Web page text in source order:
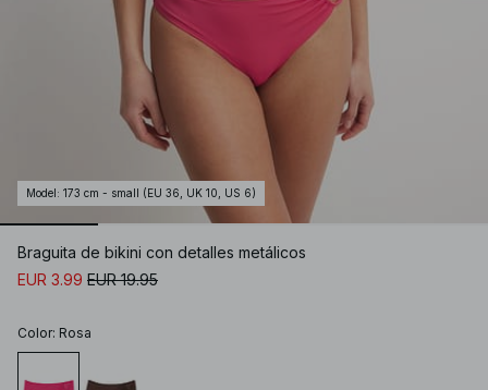
Model : 173 cm - small (EU 36, UK 10, US 6)
Braguita de bikini con detalles metálicos
EUR 3.99 EUR 19.95
Color: Rosa